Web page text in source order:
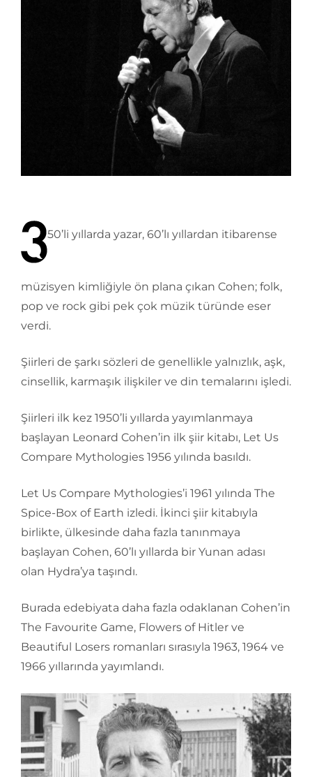
50’li yıllarda yazar, 60’lı yıllardan itibarense
müzisyen kimliğiyle ön plana çıkan Cohen; folk,
pop ve rock gibi pek çok müzik türünde eser
verdi.
Şiirleri de şarkı sözleri de genellikle yalnızlık, aşk,
cinsellik, karmaşık ilişkiler ve din temalarını işledi.
Şiirleri ilk kez 1950’li yıllarda yayımlanmaya
başlayan Leonard Cohen’in ilk şiir kitabı, Let Us
Compare Mythologies 1956 yılında basıldı.
Let Us Compare Mythologies’i 1961 yılında The
Spice-Box of Earth izledi. İkinci şiir kitabıyla
birlikte, ülkesinde daha fazla tanınmaya
başlayan Cohen, 60’lı yıllarda bir Yunan adası
olan Hydra’ya taşındı.
Burada edebiyata daha fazla odaklanan Cohen’in
The Favourite Game, Flowers of Hitler ve
Beautiful Losers romanları sırasıyla 1963, 1964 ve
1966 yıllarında yayımlandı.